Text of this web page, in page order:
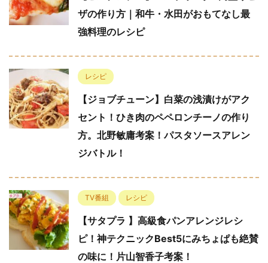
ザの作り方｜和牛・水田がおもてなし最
強料理のレシピ
レシピ
【ジョブチューン】白菜の浅漬けがアク
セント！ひき肉のペペロンチーノの作り
方。北野敏庸考案！パスタソースアレン
ジバトル！
TV番組 レシピ
【サタプラ 】高級食パンアレンジレシ
ピ！神テクニックBest5にみちょぱも絶賛
の味に！片山智香子考案！